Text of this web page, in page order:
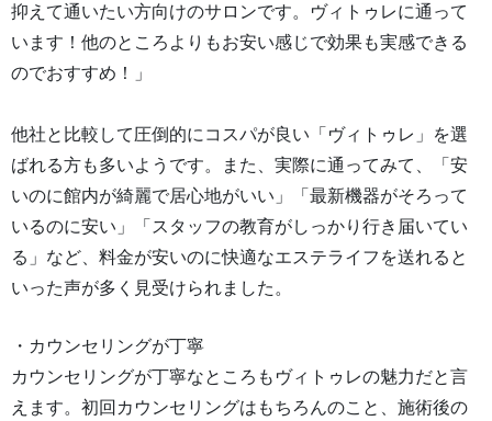
抑えて通いたい方向けのサロンです。ヴィトゥレに通って
います！他のところよりもお安い感じで効果も実感できる
のでおすすめ！」
他社と比較して圧倒的にコスパが良い「ヴィトゥレ」を選
ばれる方も多いようです。また、実際に通ってみて、「安
いのに館内が綺麗で居心地がいい」「最新機器がそろって
いるのに安い」「スタッフの教育がしっかり行き届いてい
る」など、料金が安いのに快適なエステライフを送れると
いった声が多く見受けられました。
・カウンセリングが丁寧
カウンセリングが丁寧なところもヴィトゥレの魅力だと言
えます。初回カウンセリングはもちろんのこと、施術後の